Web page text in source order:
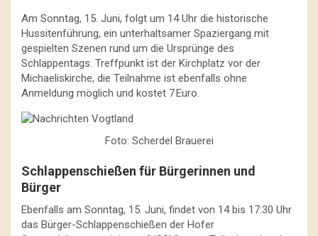
Am Sonntag, 15. Juni, folgt um 14 Uhr die historische
Hussitenführung, ein unterhaltsamer Spaziergang mit
gespielten Szenen rund um die Ursprünge des
Schlappentags. Treffpunkt ist der Kirchplatz vor der
Michaeliskirche, die Teilnahme ist ebenfalls ohne
Anmeldung möglich und kostet 7 Euro.
Foto: Scherdel Brauerei
Schlappenschießen für Bürgerinnen und
Bürger
Ebenfalls am Sonntag, 15. Juni, findet von 14 bis 17:30 Uhr
das Bürger-Schlappenschießen der Hofer